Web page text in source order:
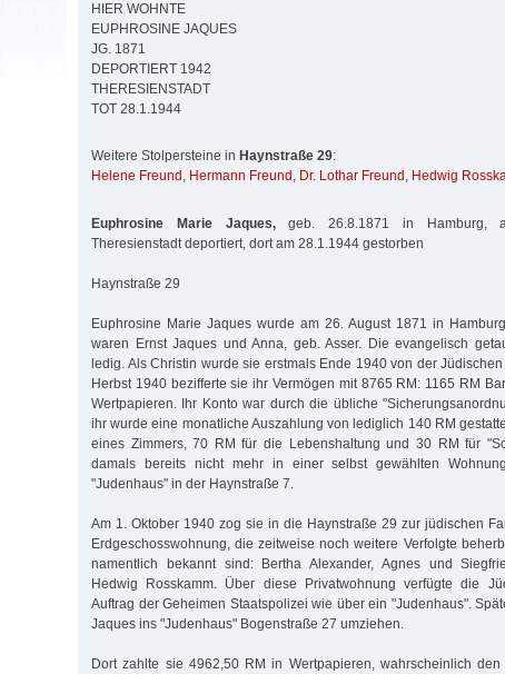
HIER WOHNTE
EUPHROSINE JAQUES
JG. 1871
DEPORTIERT 1942
THERESIENSTADT
TOT 28.1.1944
Weitere Stolpersteine in Haynstraße 29:
Helene Freund , Hermann Freund , Dr. Lothar Freund , Hedwig
Euphrosine Marie Jaques,geb. 26.8.1871 in Hamburg,
Theresienstadt deportiert, dort am 28.1.1944 gestorben
Haynstraße 29
Euphrosine Marie Jaques wurde am 26. August 1871 in
waren Ernst Jaques und Anna, geb. Asser. Die evangelisch
ledig. Als Christin wurde sie erstmals Ende 1940 von der
Herbst 1940 bezifferte sie ihr Vermögen mit 8765 RM: 1165 RM
Wertpapieren. Ihr Konto war durch die übliche
ihr wurde eine monatliche Auszahlung von lediglich 140 RM
eines Zimmers, 70 RM für die Lebenshaltung und 30 RM für
damals bereits nicht mehr in einer selbst gewählten
"Judenhaus" in der Haynstraße 7.
Am 1. Oktober 1940 zog sie in die Haynstraße 29 zur jüdischen
Erdgeschosswohnung, die zeitweise noch weitere Verfolgte
namentlich bekannt sind: Bertha Alexander, Agnes und
Hedwig Rosskamm. Über diese Privatwohnung verfügte die
Auftrag der Geheimen Staatspolizei wie über ein "Judenhaus".
Jaques ins "Judenhaus" Bogenstraße 27 umziehen.
Dort zahlte sie 4962,50 RM in Wertpapieren, wahrscheinlich